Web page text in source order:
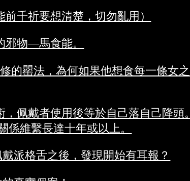
千祈要想清楚，切勿亂用）
邪物—馬食能。
的罌法，為何如果他想食每一條女之
佩戴者使用後等於自己落自己降頭。
維繫長達十年或以上。
派格舌之後，發現開始有耳報？